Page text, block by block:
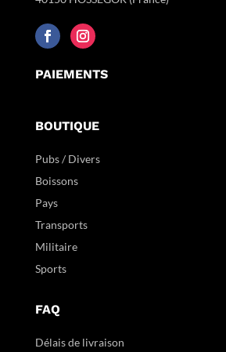
PAIEMENTS
BOUTIQUE
Pubs / Divers
Boissons
Pays
Transports
Militaire
Sports
FAQ
Délais de livraison